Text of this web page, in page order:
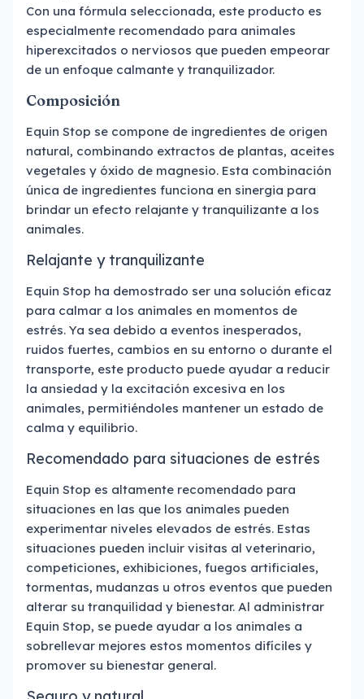
Con una fórmula seleccionada, este producto es
especialmente recomendado para animales
hiperexcitados o nerviosos que pueden empeorar
de un enfoque calmante y tranquilizador.
Composición
Equin Stop se compone de ingredientes de origen
natural, combinando extractos de plantas, aceites
vegetales y óxido de magnesio. Esta combinación
única de ingredientes funciona en sinergia para
brindar un efecto relajante y tranquilizante a los
animales.
Relajante y tranquilizante
Equin Stop ha demostrado ser una solución eficaz
para calmar a los animales en momentos de
estrés. Ya sea debido a eventos inesperados,
ruidos fuertes, cambios en su entorno o durante el
transporte, este producto puede ayudar a reducir
la ansiedad y la excitación excesiva en los
animales, permitiéndoles mantener un estado de
calma y equilibrio.
Recomendado para situaciones de estrés
Equin Stop es altamente recomendado para
situaciones en las que los animales pueden
experimentar niveles elevados de estrés. Estas
situaciones pueden incluir visitas al veterinario,
competiciones, exhibiciones, fuegos artificiales,
tormentas, mudanzas u otros eventos que pueden
alterar su tranquilidad y bienestar. Al administrar
Equin Stop, se puede ayudar a los animales a
sobrellevar mejores estos momentos difíciles y
promover su bienestar general.